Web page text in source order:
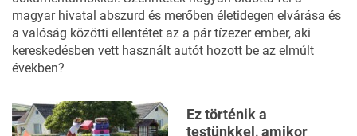
magyar hivatal abszurd és merőben életidegen elvárása és
a valóság közötti ellentétet az a pár tízezer ember, aki
kereskedésben vett használt autót hozott be az elmúlt
években?
Ez történik a
testünkkel, amikor